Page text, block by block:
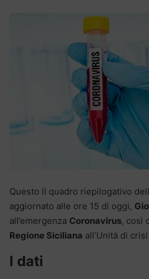
Questo il quadro riepilogativo
aggiornato alle ore 15 di oggi,
all’emergenza Coronavirus, così
Regione Siciliana all’Unità di
I dati